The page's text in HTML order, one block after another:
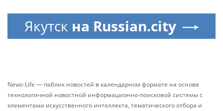
Якутск на Russian.city
News-Life — паблик новостей в календарном формате на основе
технологичной новостной информационно-поисковой системы с
элементами искусственного интеллекта, тематического отбора и